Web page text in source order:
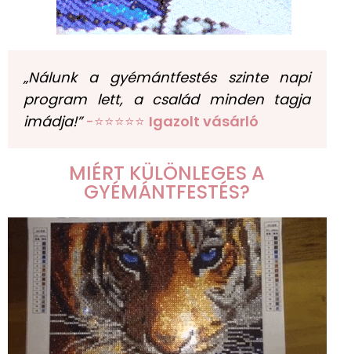
„Nálunk a gyémántfestés szinte napi
program lett, a család minden tagja
imádja!” -⭐⭐⭐⭐⭐ Igazolt vásárló
MIÉRT KÜLÖNLEGES A
GYÉMÁNTFESTÉS?